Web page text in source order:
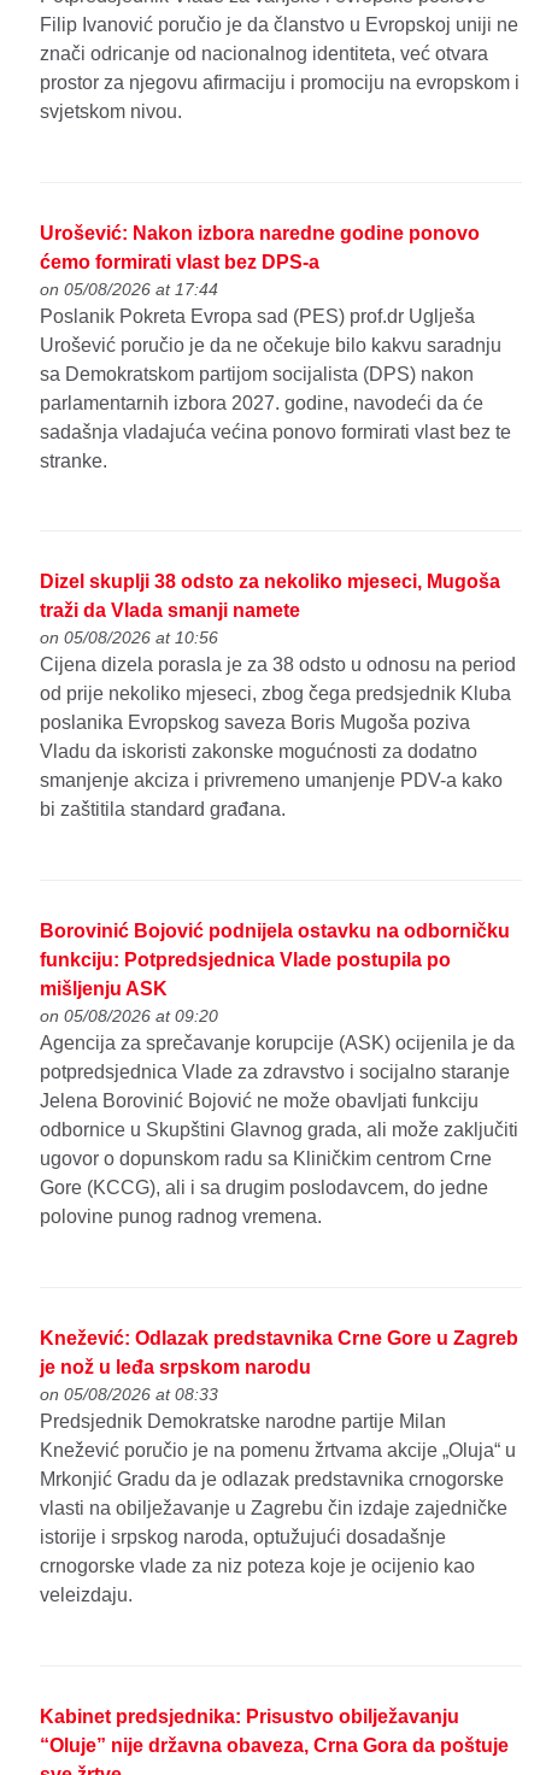
Filip Ivanović poručio je da članstvo u Evropskoj uniji ne
znači odricanje od nacionalnog identiteta, već otvara
prostor za njegovu afirmaciju i promociju na evropskom i
svjetskom nivou.
Urošević: Nakon izbora naredne godine ponovo
ćemo formirati vlast bez DPS-a
on 05/08/2026 at 17:44
Poslanik Pokreta Evropa sad (PES) prof.dr Uglješa
Urošević poručio je da ne očekuje bilo kakvu saradnju
sa Demokratskom partijom socijalista (DPS) nakon
parlamentarnih izbora 2027. godine, navodeći da će
sadašnja vladajuća većina ponovo formirati vlast bez te
stranke.
Dizel skuplji 38 odsto za nekoliko mjeseci, Mugoša
traži da Vlada smanji namete
on 05/08/2026 at 10:56
Cijena dizela porasla je za 38 odsto u odnosu na period
od prije nekoliko mjeseci, zbog čega predsjednik Kluba
poslanika Evropskog saveza Boris Mugoša poziva
Vladu da iskoristi zakonske mogućnosti za dodatno
smanjenje akciza i privremeno umanjenje PDV-a kako
bi zaštitila standard građana.
Borovinić Bojović podnijela ostavku na odborničku
funkciju: Potpredsjednica Vlade postupila po
mišljenju ASK
on 05/08/2026 at 09:20
Agencija za sprečavanje korupcije (ASK) ocijenila je da
potpredsjednica Vlade za zdravstvo i socijalno staranje
Jelena Borovinić Bojović ne može obavljati funkciju
odbornice u Skupštini Glavnog grada, ali može zaključiti
ugovor o dopunskom radu sa Kliničkim centrom Crne
Gore (KCCG), ali i sa drugim poslodavcem, do jedne
polovine punog radnog vremena.
Knežević: Odlazak predstavnika Crne Gore u Zagreb
je nož u leđa srpskom narodu
on 05/08/2026 at 08:33
Predsjednik Demokratske narodne partije Milan
Knežević poručio je na pomenu žrtvama akcije „Oluja“ u
Mrkonjić Gradu da je odlazak predstavnika crnogorske
vlasti na obilježavanje u Zagrebu čin izdaje zajedničke
istorije i srpskog naroda, optužujući dosadašnje
crnogorske vlade za niz poteza koje je ocijenio kao
veleizdaju.
Kabinet predsjednika: Prisustvo obilježavanju
“Oluje” nije državna obaveza, Crna Gora da poštuje